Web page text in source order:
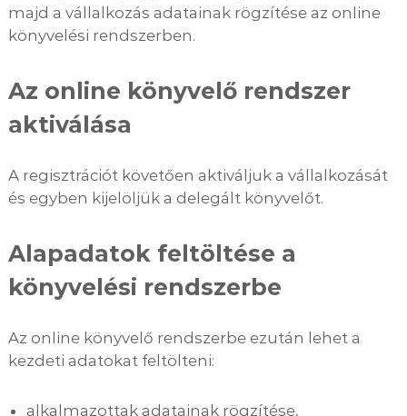
majd a vállalkozás adatainak rögzítése az online
könyvelési rendszerben.
Az online könyvelő rendszer
aktiválása
A regisztrációt követően aktiváljuk a vállalkozását
és egyben kijelöljük a delegált könyvelőt.
Alapadatok feltöltése a
könyvelési rendszerbe
Az online könyvelő rendszerbe ezután lehet a
kezdeti adatokat feltölteni:
alkalmazottak adatainak rögzítése,